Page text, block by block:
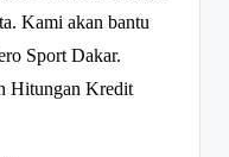
Kami akan bantu
Sport Dakar.
Hitungan Kredit